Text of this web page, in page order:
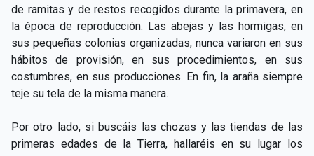
de ramitas y de restos recogidos durante la primavera, en
la época de reproducción. Las abejas y las hormigas, en
sus pequeñas colonias organizadas, nunca variaron en sus
hábitos de provisión, en sus procedimientos, en sus
costumbres, en sus producciones. En fin, la araña siempre
teje su tela de la misma manera.
Por otro lado, si buscáis las chozas y las tiendas de las
primeras edades de la Tierra, hallaréis en su lugar los